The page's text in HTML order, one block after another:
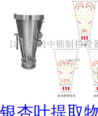
银杏叶提取